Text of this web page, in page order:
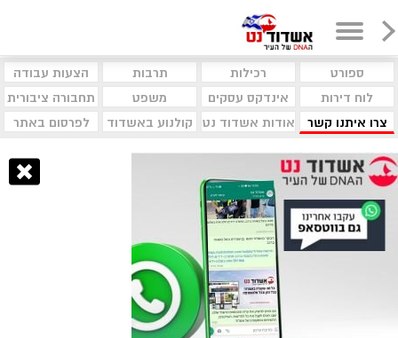
ספורט רכילות תרבות
הצעות עבודה
לוח דירות
אינדקס עסקים משפט
תחבורה ציבורית
צרו איתנו קשר
אודות אשדוד נט קולנוע באשדוד לפרסום באתר